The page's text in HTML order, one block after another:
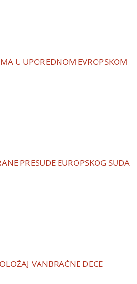
U UPOREDNOM EVROPSKOM
PRESUDE EUROPSKOG SUDA
VANBRAČNE DECE